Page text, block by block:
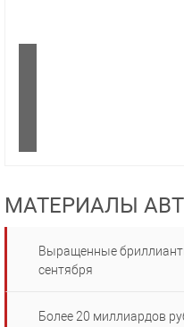
МАТЕРИАЛЫ
Выращенные
сентября
Более 20 миллиардов